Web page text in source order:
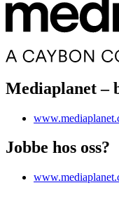
Mediaplanet –
Jobbe hos oss?